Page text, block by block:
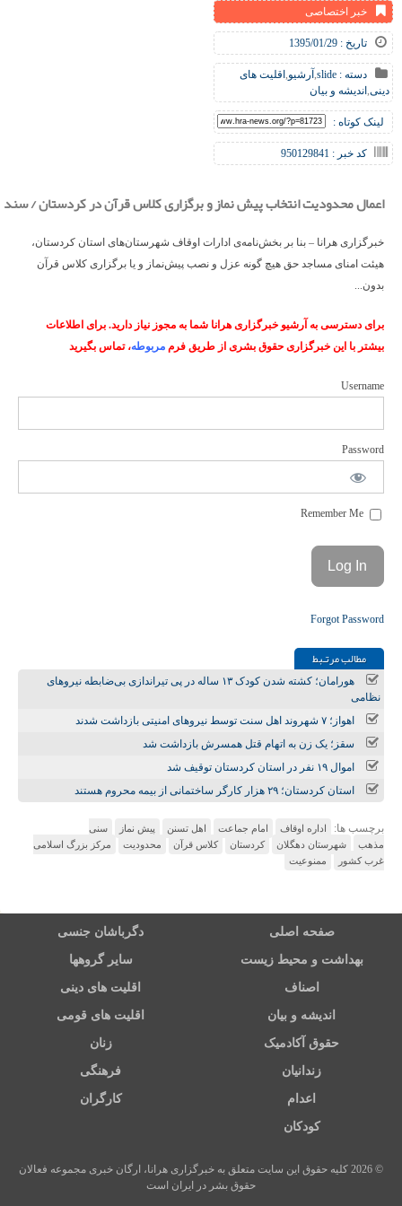
خبر اختصاصی
تاریخ : 1395/01/29
دسته : slide
,آرشیو,اقلیت های
دینی, اندیشه و بیان
لینک کوتاه :
کد خبر : 950129841
اعمال محدودیت انتخاب پیش نماز و برگزاری کلاس قرآن در کردستان / سند
خبرگزاری هرانا – بنا بر بخش‌نامه‌ی ادارات اوقاف شهرستان‌های استان کردستان،
هیئت امنای مساجد حق هیچ گونه عزل و نصب پیش‌نماز و یا برگزاری کلاس قرآن
بدون...
برای دسترسی به آرشیو خبرگزاری هرانا شما به مجوز نیاز دارید. برای اطلاعات
بیشتر با این خبرگزاری حقوق بشری از طریق فرم مربوطه، تماس بگیرید
Username
Password
Forgot Password
مطالب مرتـبط
هورامان؛ کشته شدن کودک ۱۳ ساله در پی تیراندازی بی‌ضابطه نیروهای
نظامی
اهواز؛ ۷ شهروند اهل سنت توسط نیروهای امنیتی بازداشت شدند
سقز؛ یک زن به اتهام قتل همسرش بازداشت شد
اموال ۱۹ نفر در استان کردستان توقیف شد
استان کردستان؛ ۲۹ هزار کارگر ساختمانی از بیمه محروم هستند
برچسب ها: اداره اوقاف امام جماعت اهل تسنن پیش نماز
سنی
مذهب
شهرستان دهگلان کردستان کلاس قرآن محدودیت
مرکز بزرگ اسلامی
غرب کشور
ممنوعیت
صفحه اصلی دگرباشان جنسی
بهداشت و محیط زیست سایر گروهها
اصناف اقلیت های دینی
اندیشه و بیان اقلیت های قومی
حقوق آکادمیک زنان
زندانیان فرهنگی
اعدام کارگران
کودکان
© 2026 کلیه حقوق این سایت متعلق به خبرگزاری هرانا، ارگان خبری مجموعه فعالان
حقوق بشر در ایران است